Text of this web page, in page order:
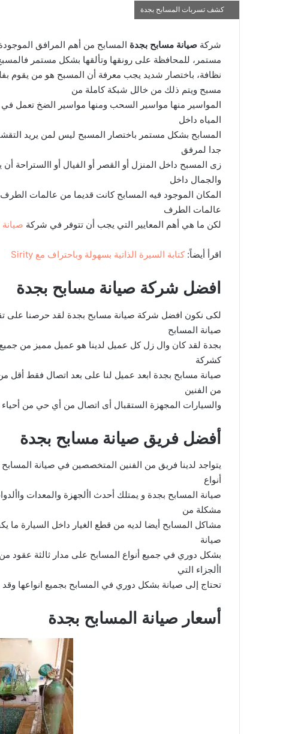
كشف تسربات المسابح بجدة
شركة صيانة مسابح بجدة المسابح من أهم المرافق
مستمر، للمحافظة على رونقها وتألقها بشكل مستمر
نظافة، باختصار شديد يجب معرفة أن المسبح هو من يقوم
مسبح ويتم ذلك من خالل شبكة كاملة من
المواسير منها مواسير السحب ومنها مواسير الضخ تعمل
المياه داخل
المسابح بشكل مستمر باختصار المسبح ليس لمن يريد
جدا لمرفق
زى المسبح داخل المنزل أو القصر أو الفيال أو
والجمال داخل
المكان الموجود فيه المسابح كانت قديما من عالمات
عالمات الطرف
لكن ما هي أهم المعايير التي يجب أن تتوفر في شركة
اقرأ أيضاً: كتابة السيرة الذاتية بسهولة وباحتراف مع Sirity
افضل شركة صيانة مسابح بجدة
لكى نكون افضل شركة صيانة مسابح بجدة لقد حرصنا على
صيانة المسابح
بجدة لقد كان وال زل كل عميل لدينا هو عميل مميز من
كشركة
من الفنين
والسيارات المجهزة الستقبال أى اتصال من أي حي من أحياء ويتم
أفضل فريق صيانة مسابح بجدة
يتواجد لدينا فريق من الفنين المتخصصين في صيانة
أنواع
صيانة المسابح بجدة و يمتلك أحدث األجهزة والمعدات
مشكلة من
صيانة
بشكل دوري في جميع أنواع المسابح على مدار ثالثة عقود
األجزاء التي
تحتاج إلى صيانة بشكل دوري في المسابح بجميع انواعها وقد
أسعار صيانة المسابح بجدة